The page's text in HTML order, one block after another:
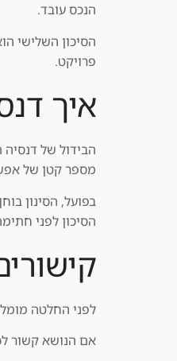
הנכס עובד.
הסיכון השלישי
פרויקט.
איך דנסיה
הבידול של
מספר קטן של
בפועל, הסינון
הסיכון לפני
לפני החלטה
אם הנושא קשור